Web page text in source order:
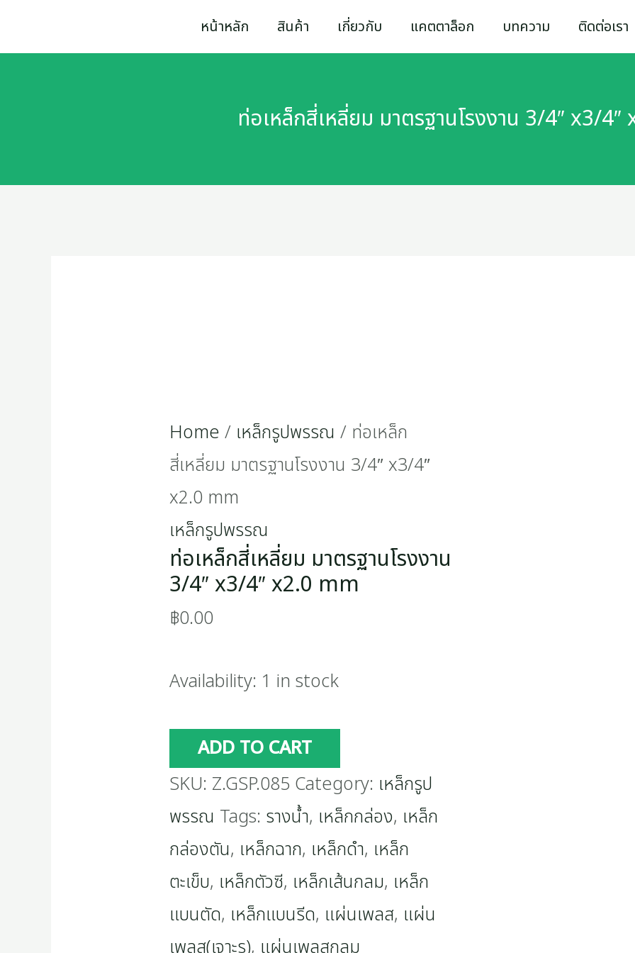
to
หน้าหลัก สินค้า เกี่ยวกับ แคตตาล็อก บทความ ติดต่อเรา
ท่อเหล็กสี่เหลี่ยม มาตรฐานโรงงาน 3/4″ x3/
Home / เหล็กรูปพรรณ / ท่อเหล็ก
สี่เหลี่ยม มาตรฐานโรงงาน 3/4″ x3/4″
x2.0 mm
เหล็กรูปพรรณ
ท่อเหล็กสี่เหลี่ยม มาตรฐานโรงงาน
3/4″ x3/4″ x2.0 mm
฿0.00
Availability: 1 in stock
เหล็ก
3/4"
ADD TO CART
SKU: Z.GSP.085 Category: เหล็กรูป
พรรณ Tags: รางน้ำ, เหล็กกล่อง, เหล็ก
กล่องตัน, เหล็กฉาก, เหล็กดำ, เหล็ก
ตะเข็บ, เหล็กตัวซี, เหล็กเส้นกลม, เหล็ก
แบนตัด, เหล็กแบนรีด, แผ่นเพลส, แผ่น
เพลส(เจาะรู), แผ่นเพลสกลม